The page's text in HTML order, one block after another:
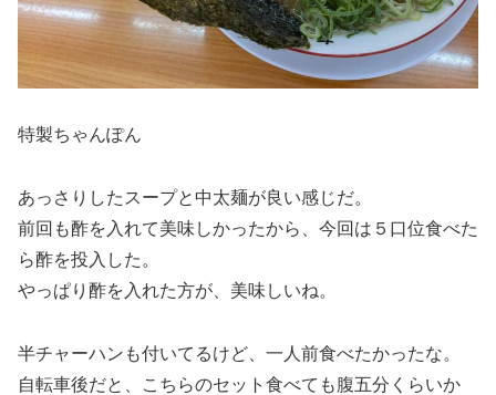
特製ちゃんぽん
あっさりしたスープと中太麺が良い感じだ。
前回も酢を入れて美味しかったから、今回は５口位食べた
ら酢を投入した。
やっぱり酢を入れた方が、美味しいね。
半チャーハンも付いてるけど、一人前食べたかったな。
自転車後だと、こちらのセット食べても腹五分くらいか